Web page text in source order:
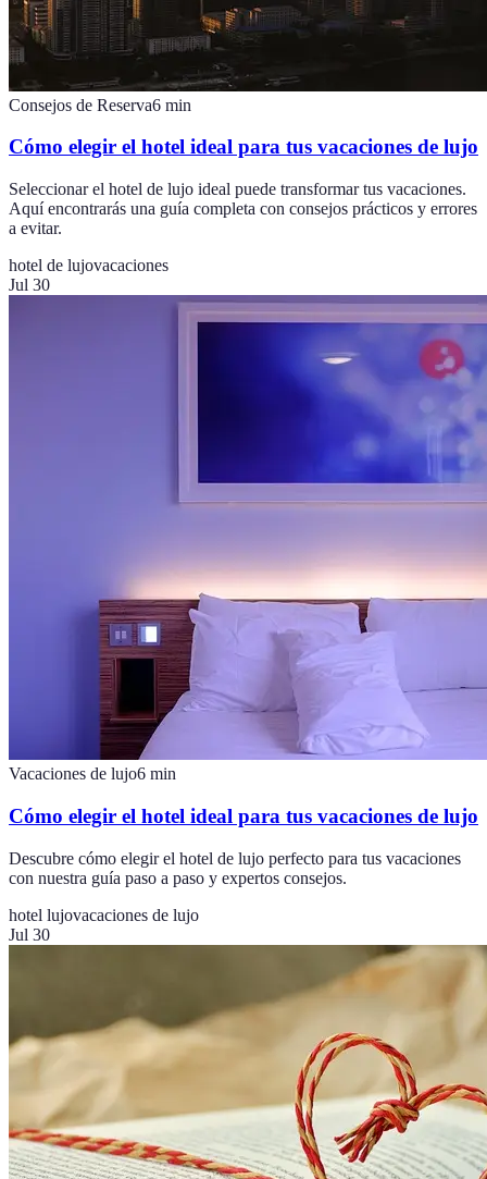
Consejos de Reserva6 min
Cómo elegir el hotel ideal para tus vacaciones de lujo
Seleccionar el hotel de lujo ideal puede transformar tus vacaciones.
Aquí encontrarás una guía completa con consejos prácticos y errores
a evitar.
hotel de lujovacaciones
Jul 30
Vacaciones de lujo6 min
Cómo elegir el hotel ideal para tus vacaciones de lujo
Descubre cómo elegir el hotel de lujo perfecto para tus vacaciones
con nuestra guía paso a paso y expertos consejos.
hotel lujovacaciones de lujo
Jul 30